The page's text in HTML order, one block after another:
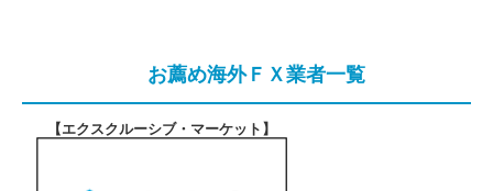
お薦め海外ＦＸ業者一覧
【エクスクルーシブ・マーケット 】